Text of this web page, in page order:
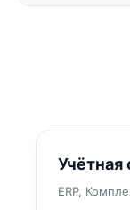
Учётная
ERP,